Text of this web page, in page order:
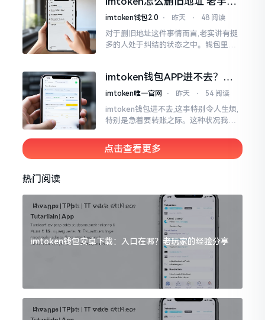
钱包
你清理钱包
imtoken钱包2.0 ⋅ 昨天 ⋅ 48 阅读
对于删旧地址这件事情而言,老实讲有挺
多的人处于纠结的状态之中。钱包里面
放置在那里会占据一定的空间。
imtoken钱包APP进不去？别
慌，这几种方法帮你快速解决
imtoken唯一官网 ⋅ 昨天 ⋅ 54 阅读
imtoken钱包进不去,这事特别令人生烦,
特别是急着要转账之际。这种状况我遭
际上大多情形并非是什么严重问题
点击查看更多
热门阅读
imtoken钱包安卓下载：入口在哪？老玩家的经验分享